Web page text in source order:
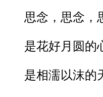
思念，思念，思
是花好月圆的心
是相濡以沫的天